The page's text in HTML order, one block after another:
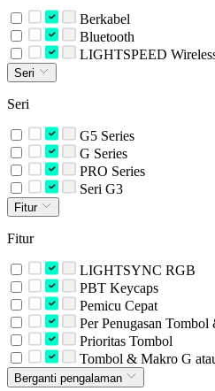
Berkabel
Bluetooth
LIGHTSPEED
Seri
Seri
G5 Series
G Series
PRO Series
Seri G3
Fitur
Fitur
LIGHTSYNC RGB
PBT Keycaps
Pemicu Cepat
Per Penugasan
Prioritas Tombol
Tombol & Makro G
Berganti pengalaman